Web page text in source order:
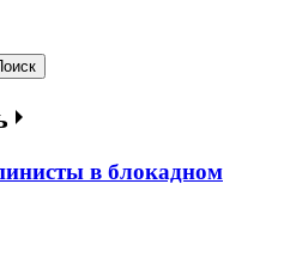
в блокадном